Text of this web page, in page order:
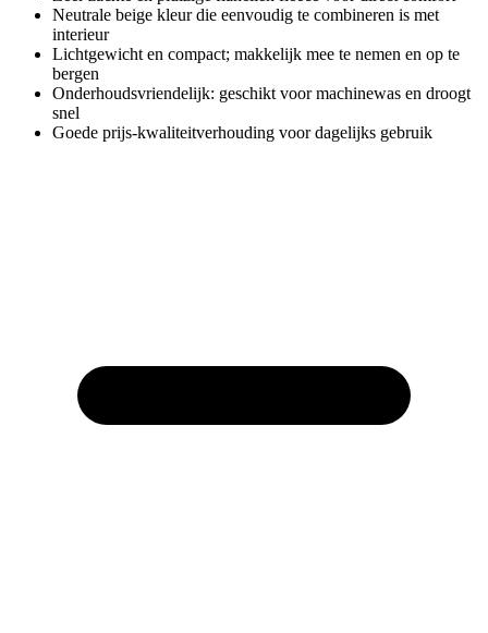
Neutrale beige kleur die eenvoudig te combineren is met
interieur
Lichtgewicht en compact; makkelijk mee te nemen en op te
bergen
Onderhoudsvriendelijk: geschikt voor machinewas en droogt
snel
Goede prijs-kwaliteitverhouding voor dagelijks gebruik